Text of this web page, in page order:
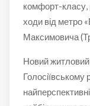
комфорт-класу,
ходи від метро
Максимовича
Новий
Голосіївському